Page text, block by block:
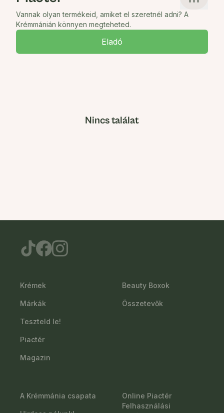
Vannak olyan termékeid, amiket el szeretnél adni? A
Krémmánián könnyen megteheted.
Eladó
Nincs találat
Krémek
Márkák
Teszteld le!
Piactér
Magazin
Beauty Boxok
Összetevők
A Krémmánia csapata
Online Piactér
Felhasználási